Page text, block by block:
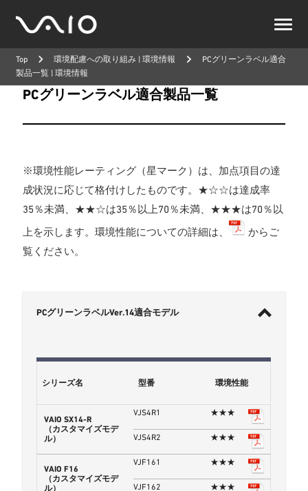
公
式
サ
イ
ト
Top 環境配慮への取り組み | 環境情報
PCグリーンラベル適合
製品一覧 | 環境情報
PCグリーンラベル適合製品一覧
※環境性能レーティング（星マーク）は、加点項目の達
成状況に応じて格付けしたものです。★☆☆は達成率
35％未満、★★☆は35％以上70％未満、★★★は70％以
上を示します。環境性能についての詳細は、
からご
覧ください。
PCグリーンラベルVer.14適合モデル
シリーズ名 型番 環境性能
VAIO SX14-R
（カスタマイズモデ
ル）
VJS4R1 ★★★
VJS4R2 ★★★
VAIO F16
（カスタマイズモデ
ル）
VJF161 ★★★
VJF162 ★★★